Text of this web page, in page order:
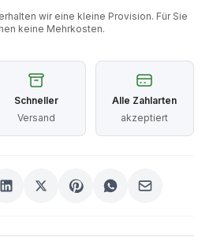
wir eine kleine Provision. Für Sie
keine Mehrkosten.
Schneller
Versand
Alle Zahlarten
akzeptiert